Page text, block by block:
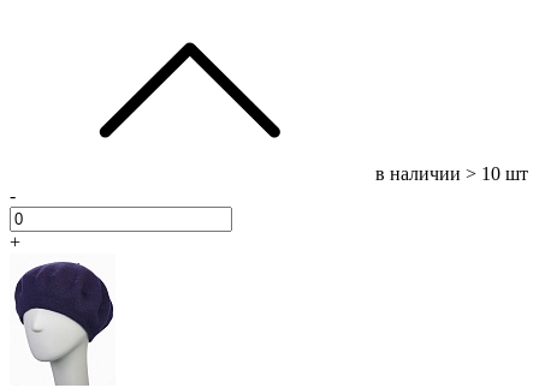
в наличии > 10 шт
-
+